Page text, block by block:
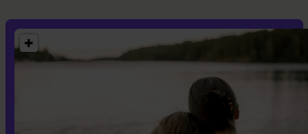
udgave af sexbrevkassen.